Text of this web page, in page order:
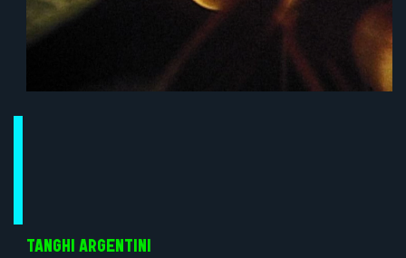
TANGHI ARGENTINI